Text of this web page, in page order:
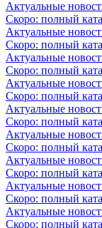
Актуальные
Скоро: полный
Актуальные
Скоро: полный
Актуальные
Скоро: полный
Актуальные
Скоро: полный
Актуальные
Скоро: полный
Актуальные
Скоро: полный
Актуальные
Скоро: полный
Актуальные
Скоро: полный
Актуальные
Скоро: полный